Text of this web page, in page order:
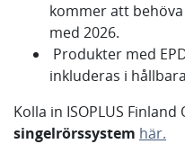
kommer att
med 2026.
Produkter med
inkluderas i
Kolla in ISOPLUS Finland
singelrörssystem här.